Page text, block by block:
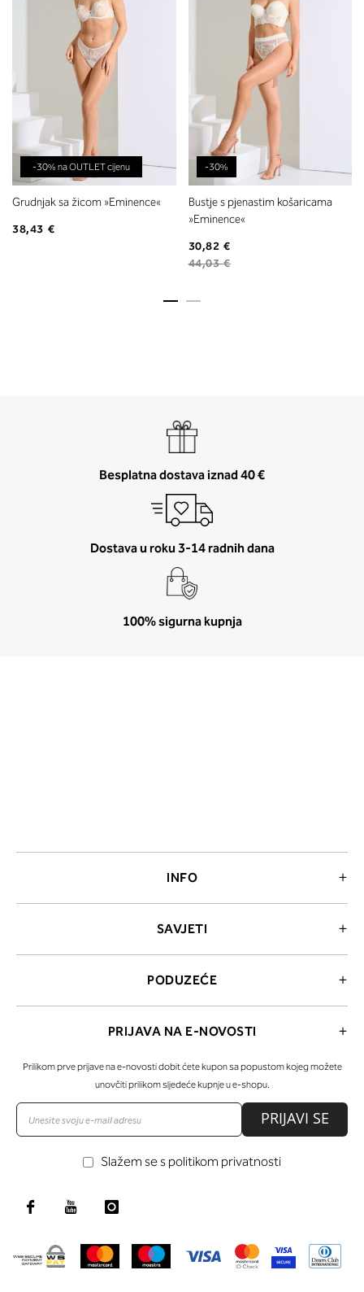
-30% na OUTLET cijenu
Grudnjak sa žicom »Eminence«
38,43 €
-30%
Bustje s pjenastim košaricama
»Eminence«
30,82 €
44,03 €
Besplatna dostava iznad 40 €
Dostava u roku 3-14 radnih dana
100% sigurna kupnja
INFO
SAVJETI
PODUZEĆE
PRIJAVA NA E-NOVOSTI
Prilikom prve prijave na e-novosti dobit ćete kupon sa popustom kojeg možete
unovčiti prilikom sljedeće kupnje u e-shopu.
PRIJAVI SE
Slažem se s politikom privatnosti
Izmerite prsni obseg. Šiviljski
položite čez hrbet v višini
izreza in čez prsi, v višini bradavic
vdolbine med prsmi. V razdelku 2.
boste prebrali, katera globina
ustreza vaši meri (A, B …) – iščite v
stolpcu, ki ste ga določili s
obsegom.